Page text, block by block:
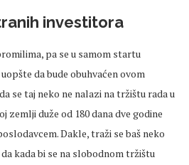
investitora
pa se u samom startu
da bude obuhvaćen ovom
se taj neko ne nalazi na tržištu rada u
zemlji duže od 180 dana dve godine
Dakle, traži se baš neko
kada bi se na slobodnom tržištu